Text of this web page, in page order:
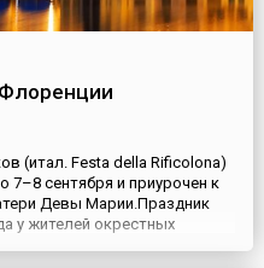
(итал. Festa della Rificolona)
7–8 сентября и приурочен к
Девы Марии.Праздник
у жителей окрестных